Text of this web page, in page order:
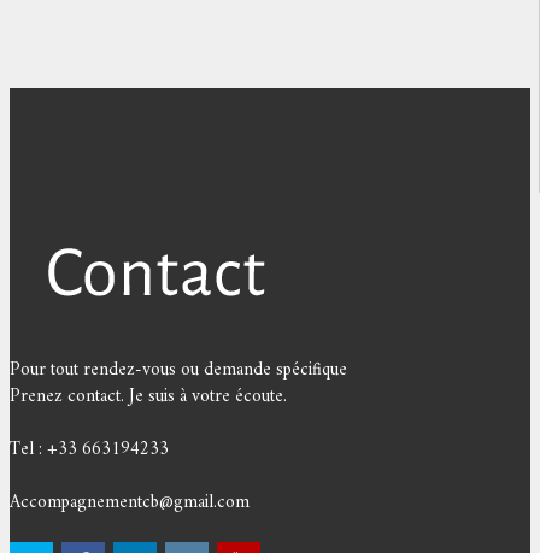
Pour tout rendez-vous ou demande spécifique
Prenez contact. Je suis à votre écoute.
Tel : +33 663194233
Accompagnementcb@gmail.com